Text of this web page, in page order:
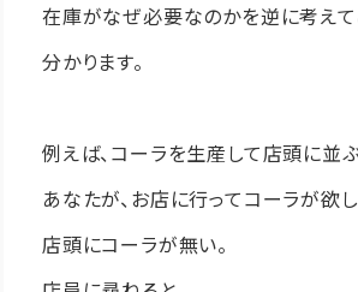
在庫がなぜ必要なのかを逆に考えて
分かります。
例えば、コーラを生産して店頭に並
あなたが、お店に行ってコーラが欲
店頭にコーラが無い。